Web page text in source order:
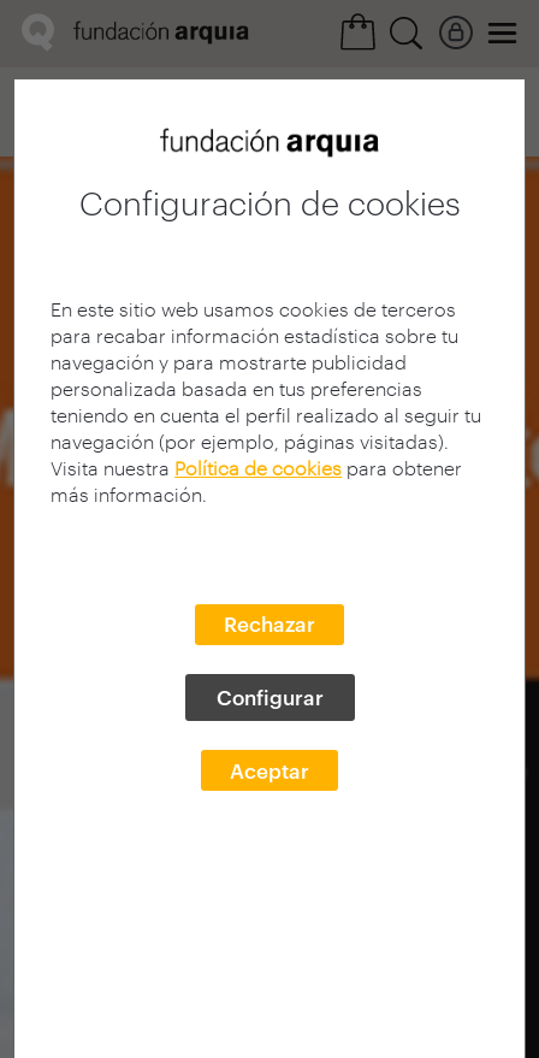
Configuración de cookies
En este sitio web usamos cookies de terceros
para recabar información estadística sobre tu
navegación y para mostrarte publicidad
personalizada basada en tus preferencias
teniendo en cuenta el perfil realizado al seguir tu
navegación (por ejemplo, páginas visitadas).
Visita nuestra Política de cookies para obtener
más información.
Rechazar
Configurar
Aceptar
Ficha realización